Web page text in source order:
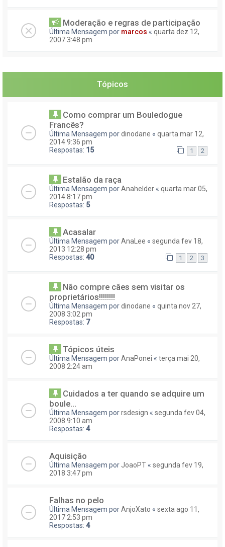
Moderação e regras de participação
Última Mensagem por marcos « quarta dez 12,
2007 3:48 pm
Tópicos
Como comprar um Bouledogue
Francês?
Última Mensagem pordinodane « quarta mar 12,
2014 9:36 pm
Respostas: 15 1 2
Estalão da raça
Última Mensagem porAnahelder « quarta mar 05,
2014 8:17 pm
Respostas: 5
Acasalar
Última Mensagem porAnaLee « segunda fev 18,
2013 12:28 pm
Respostas: 40 1 2 3
Não compre cães sem visitar os
proprietários!!!!!!!!
Última Mensagem pordinodane « quinta nov 27,
2008 3:02 pm
Respostas: 7
Tópicos úteis
Última Mensagem porAnaPonei « terça mai 20,
2008 2:24 am
Cuidados a ter quando se adquire um
boule...
Última Mensagem porrsdesign « segunda fev 04,
2008 9:10 am
Respostas: 4
Aquisição
Última Mensagem por JoaoPT « segunda fev 19,
2018 3:47 pm
Falhas no pelo
Última Mensagem porAnjoXato « sexta ago 11,
2017 2:53 pm
Respostas: 4